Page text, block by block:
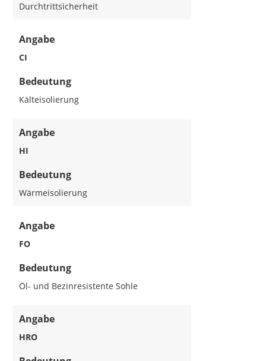
Durchtrittsicherheit
Angabe
CI
Bedeutung
Kälteisolierung
Angabe
HI
Bedeutung
Wärmeisolierung
Angabe
FO
Bedeutung
Öl- und Bezinresistente Sohle
Angabe
HRO